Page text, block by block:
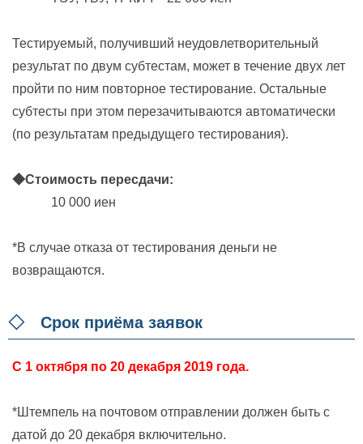
Тестируемый, получивший неудовлетворительный
результат по двум субтестам, может в течение двух лет
пройти по ним повторное тестирование. Остальные
субтесты при этом перезачитываются автоматически
(по результатам предыдущего тестирования).
◆Стоимость пересдачи:
10 000 иен
*В случае отказа от тестирования деньги не
возвращаются.
◇ Срок приёма заявок
C 1 октября по 20 декабря 2019 года.
*Штемпель на почтовом отправлении должен быть с
датой до 20 декабря включительно.